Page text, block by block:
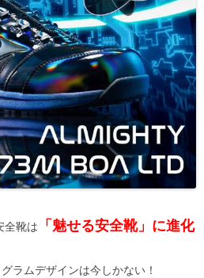
全靴は 「魅せる安全靴」に進化
ラムデザインは今しかない！